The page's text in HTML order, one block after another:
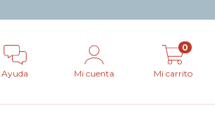
Ayuda Mi cuenta Mi carrito
0